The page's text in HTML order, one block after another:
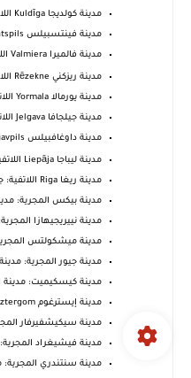
مدينة كولديجا Kuldīga اللاتفية: فينيسيا كورلاند ود...
مدينة فينتسبيلس Ventspils اللاتفية: مدينة الزهور و...
مدينة فالميرا Valmiera اللاتفية: جوهرة فيدزيم ومدي...
مدينة ريزكني Rēzekne اللاتفية: العاصمة الثقافية وا...
مدينة يورمالا Yormala اللاتفية: منتجع لاتفيا الساح...
مدينة جيلجافا Jelgava اللاتفية: قلب سيميغاليا والق...
مدينة داوغافبيلس Daugavpils اللاتفية: العقدة الثقا...
مدينة ليباجا Liepāja اللاتفية: مدينة الرياح البلطي...
مدينة ريغا Riga اللاتفية: جوهرة البلطيق وتاريخها ا...
مدينة بيكس المجرية:
مدينة نييريجيهازا
مدينة ميشكولتس
مدينة جيور المجرية:
مدينة كيسكيميت:
مدينة إيسترغوم Esztergom : مهد المجر وعاصمة الألف عام
مدينة سيكيشفيرفار
مدينة فيشيغراد
مدينة سنتندري المجرية: